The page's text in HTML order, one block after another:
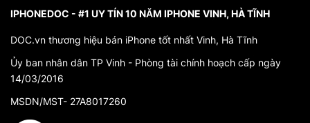
IPHONEDOC - #1 UY TÍN 10 NĂM IPHONE VINH, HÀ TĨNH
DOC.vn thương hiệu bán iPhone tốt nhất Vinh, Hà Tĩnh
Ủy ban nhân dân TP Vinh - Phòng tài chính hoạch cấp ngày
14/03/2016
MSDN/MST- 27A8017260